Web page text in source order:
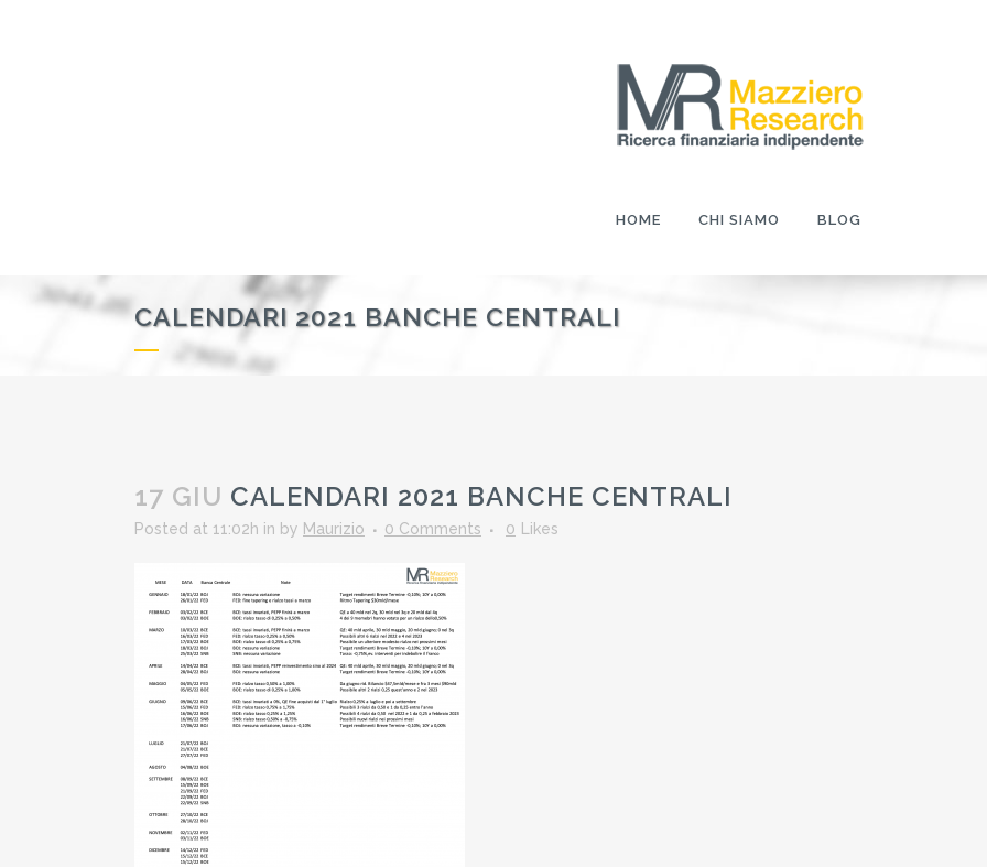
HOME CHI SIAMO BLOG
CALENDARI 2021 BANCHE CENTRALI
17 GIU CALENDARI 2021 BANCHE CENTRALI
Posted at 11:02h in by Maurizio 0 Comments 0 Likes